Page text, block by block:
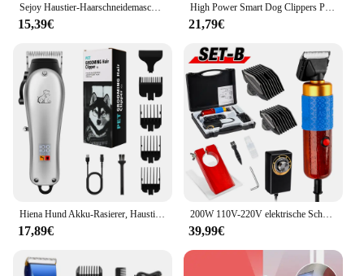
15,39€
High Power Smart Dog Clippers Pflege Trimmer Haustier Haarschnitt Maschine für Hunde Pflege Cutter wiederauf ladbare abnehmbare Klinge
21,79€
Hiena Hund Akku-Rasierer, Haustier elektrische Haars chneide maschine, Katze Haars chneide maschine Set, Haars ch neider, Tier bedarf, Tierhaar Trimm werkzeuge
17,89€
200W 110V-220V elektrische Schere, Teppichschneider, Tierschere, getuftete elektrische Schere, Haushalts-Tierhaarschneidemaschine-Set, Tierhaarschneidemaschine mit Hilfsschneideführung
39,99€